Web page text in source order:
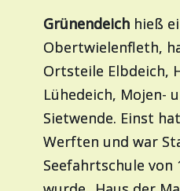
Grünendeich hieß
Obertwielenfleth,
Ortsteile Elbdeich,
Lühedeich, Mojen-
Sietwende. Einst
Werften und war
Seefahrtschule von